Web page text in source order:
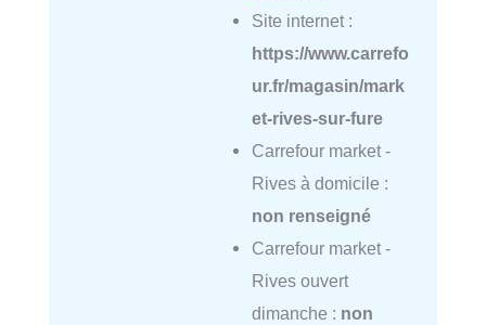
Site internet :
https://www.carrefo
ur.fr/magasin/mark
et-rives-sur-fure
Carrefour market -
Rives à domicile :
non renseigné
Carrefour market -
Rives ouvert
dimanche : non